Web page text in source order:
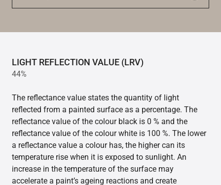
LIGHT REFLECTION VALUE (LRV)
44%
The reflectance value states the quantity of light
reflected from a painted surface as a percentage. The
reflectance value of the colour black is 0 % and the
reflectance value of the colour white is 100 %. The lower
a reflectance value a colour has, the higher can its
temperature rise when it is exposed to sunlight. An
increase in the temperature of the surface may
accelerate a paint’s ageing reactions and create